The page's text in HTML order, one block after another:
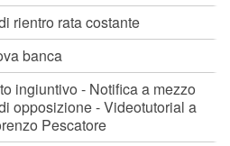
rientro rata costante
banca
ingiuntivo - Notifica a mezzo
opposizione - Videotutorial a
Pescatore